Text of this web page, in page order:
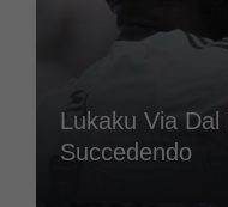
Lukaku Via
Succedendo